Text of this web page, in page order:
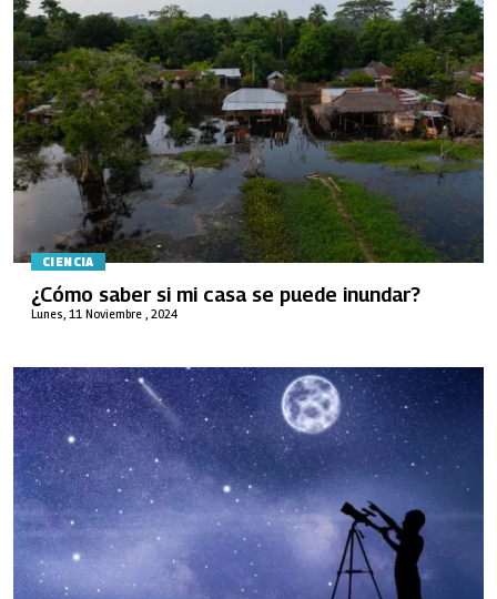
CIENCIA
Lunes, 11 Noviembre , 2024
¿Cómo saber si mi casa se puede inundar?